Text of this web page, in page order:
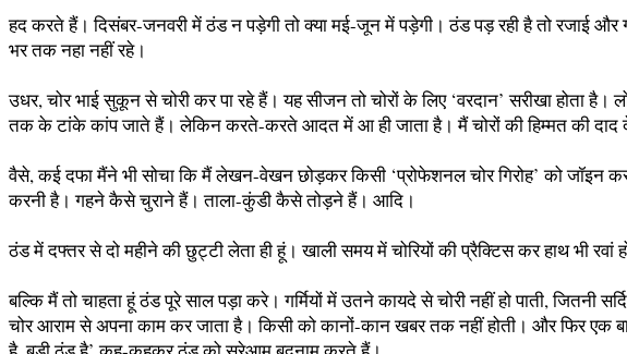
हद करते हैं। दिसंबर-जनवरी में ठंड न पड़ेगी तो क्या मई-जून में पड़ेगी। ठंड पड़ रही है तो रजाई
भर तक नहा नहीं रहे।
उधर, चोर भाई सुकून से चोरी कर पा रहे हैं। यह सीजन तो चोरों के लिए ‘वरदान’ सरीखा होता
तक के टांके कांप जाते हैं। लेकिन करते-करते आदत में आ ही जाता है। मैं चोरों की हिम्मत की दाद
वैसे, कई दफा मैंने भी सोचा कि मैं लेखन-वेखन छोड़कर किसी ‘प्रोफेशनल चोर गिरोह’ को
करनी है। गहने कैसे चुराने हैं। ताला-कुंडी कैसे तोड़ने हैं। आदि।
ठंड में दफ्तर से दो महीने की छुट्टी लेता ही हूं। खाली समय में चोरियों की प्रैक्टिस कर हाथ भी
बल्कि मैं तो चाहता हूं ठंड पूरे साल पड़ा करे। गर्मियों में उतने कायदे से चोरी नहीं हो पाती, जितनी
चोर आराम से अपना काम कर जाता है। किसी को कानों-कान खबर तक नहीं होती। और फिर एक